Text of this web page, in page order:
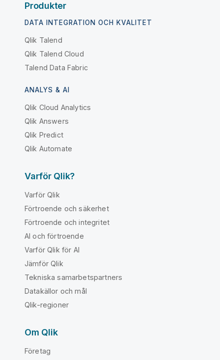
Produkter
DATA INTEGRATION OCH KVALITET
Qlik Talend
Qlik Talend Cloud
Talend Data Fabric
ANALYS & AI
Qlik Cloud Analytics
Qlik Answers
Qlik Predict
Qlik Automate
Varför Qlik?
Varför Qlik
Förtroende och säkerhet
Förtroende och integritet
AI och förtroende
Varför Qlik för AI
Jämför Qlik
Tekniska samarbetspartners
Datakällor och mål
Qlik-regioner
Om Qlik
Företag